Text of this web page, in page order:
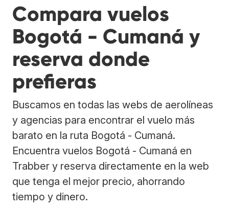
Compara vuelos
Bogotá - Cumaná y
reserva donde
prefieras
Buscamos en todas las webs de aerolíneas
y agencias para encontrar el vuelo más
barato en la ruta Bogotá - Cumaná.
Encuentra vuelos Bogotá - Cumaná en
Trabber y reserva directamente en la web
que tenga el mejor precio, ahorrando
tiempo y dinero.